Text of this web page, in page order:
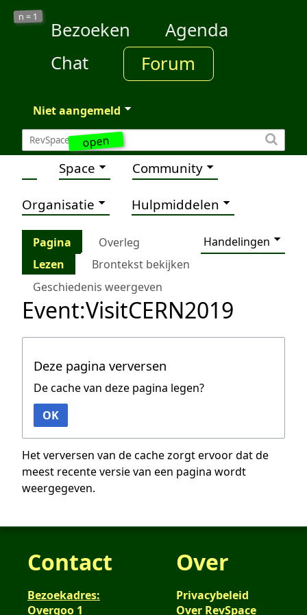
open
n = 1
Bezoeken
Agenda
Chat
Forum
Niet aangemeld
Space Community
Organisatie Hulpmiddelen
Pagina Overleg
Handelingen
Lezen
Brontekst bekijken
Geschiedenis weergeven
Event:VisitCERN2019
Deze pagina verversen
De cache van deze pagina legen?
OK
Het verversen van de cache zorgt ervoor dat de
meest recente versie van een pagina wordt
weergegeven.
Contact
Bezoekadres:
Overgoo 1
Over
Privacybeleid
Over RevSpace